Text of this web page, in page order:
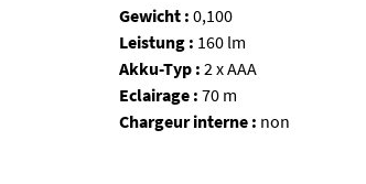
Gewicht : 0,100
Leistung : 160 lm
Akku-Typ : 2 x AAA
Eclairage : 70 m
Chargeur interne : non